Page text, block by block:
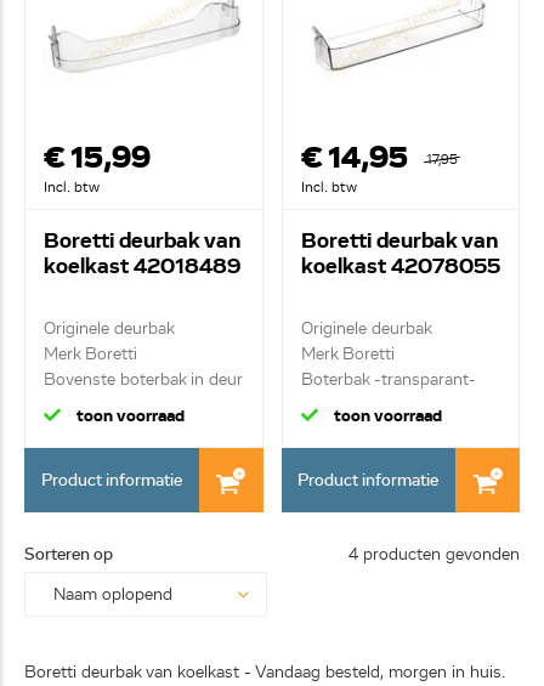
€ 15,99
Incl. btw
Boretti deurbak van
koelkast 42018489
Originele deurbak
Merk Boretti
Bovenste boterbak in deur
toon voorraad
Product informatie
€ 14,95
17,95
Incl. btw
Boretti deurbak van
koelkast 42078055
Originele deurbak
Merk Boretti
Boterbak -transparant-
toon voorraad
Product informatie
Sorteren op 4 producten gevonden
Boretti deurbak van koelkast - Vandaag besteld, morgen in huis.